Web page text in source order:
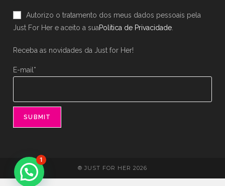
new
tab
new
tab
Autorizo o tratamento dos meus dados pessoais pela
Just For Her e aceito a suaPolítica de Privacidade.
Receba as novidades da Just for Her!
E-mail*
® JUST FOR HER 2026
1